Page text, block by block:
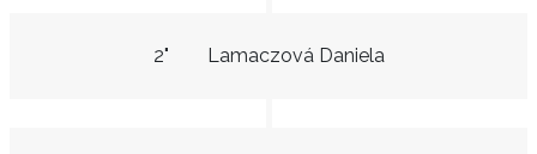
Lamaczová Daniela
2"